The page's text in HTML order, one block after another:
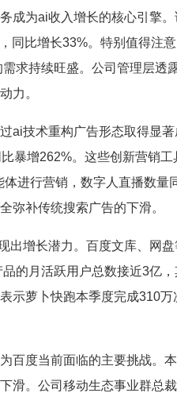
成为ai收入增长的核心引擎
同比增长33%。特别值得注
求持续旺盛。公司管理层透
力。
ai技术重构广告形态取得显
暴增262%。这些创新营销
进行营销，数字人直播数
弥补传统搜索广告的下滑。
出增长潜力。百度文库、网
的月活跃用户总数接近3亿
示萝卜快跑本季度完成310
百度当前面临的主要挑战。
滑。公司移动生态事业群总